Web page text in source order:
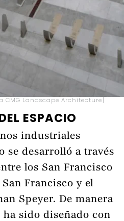
CMG Landscape Architecture]
ESPACIO
industriales
se desarrolló a través
los San Francisco
Francisco y el
Speyer. De manera
sido diseñado con